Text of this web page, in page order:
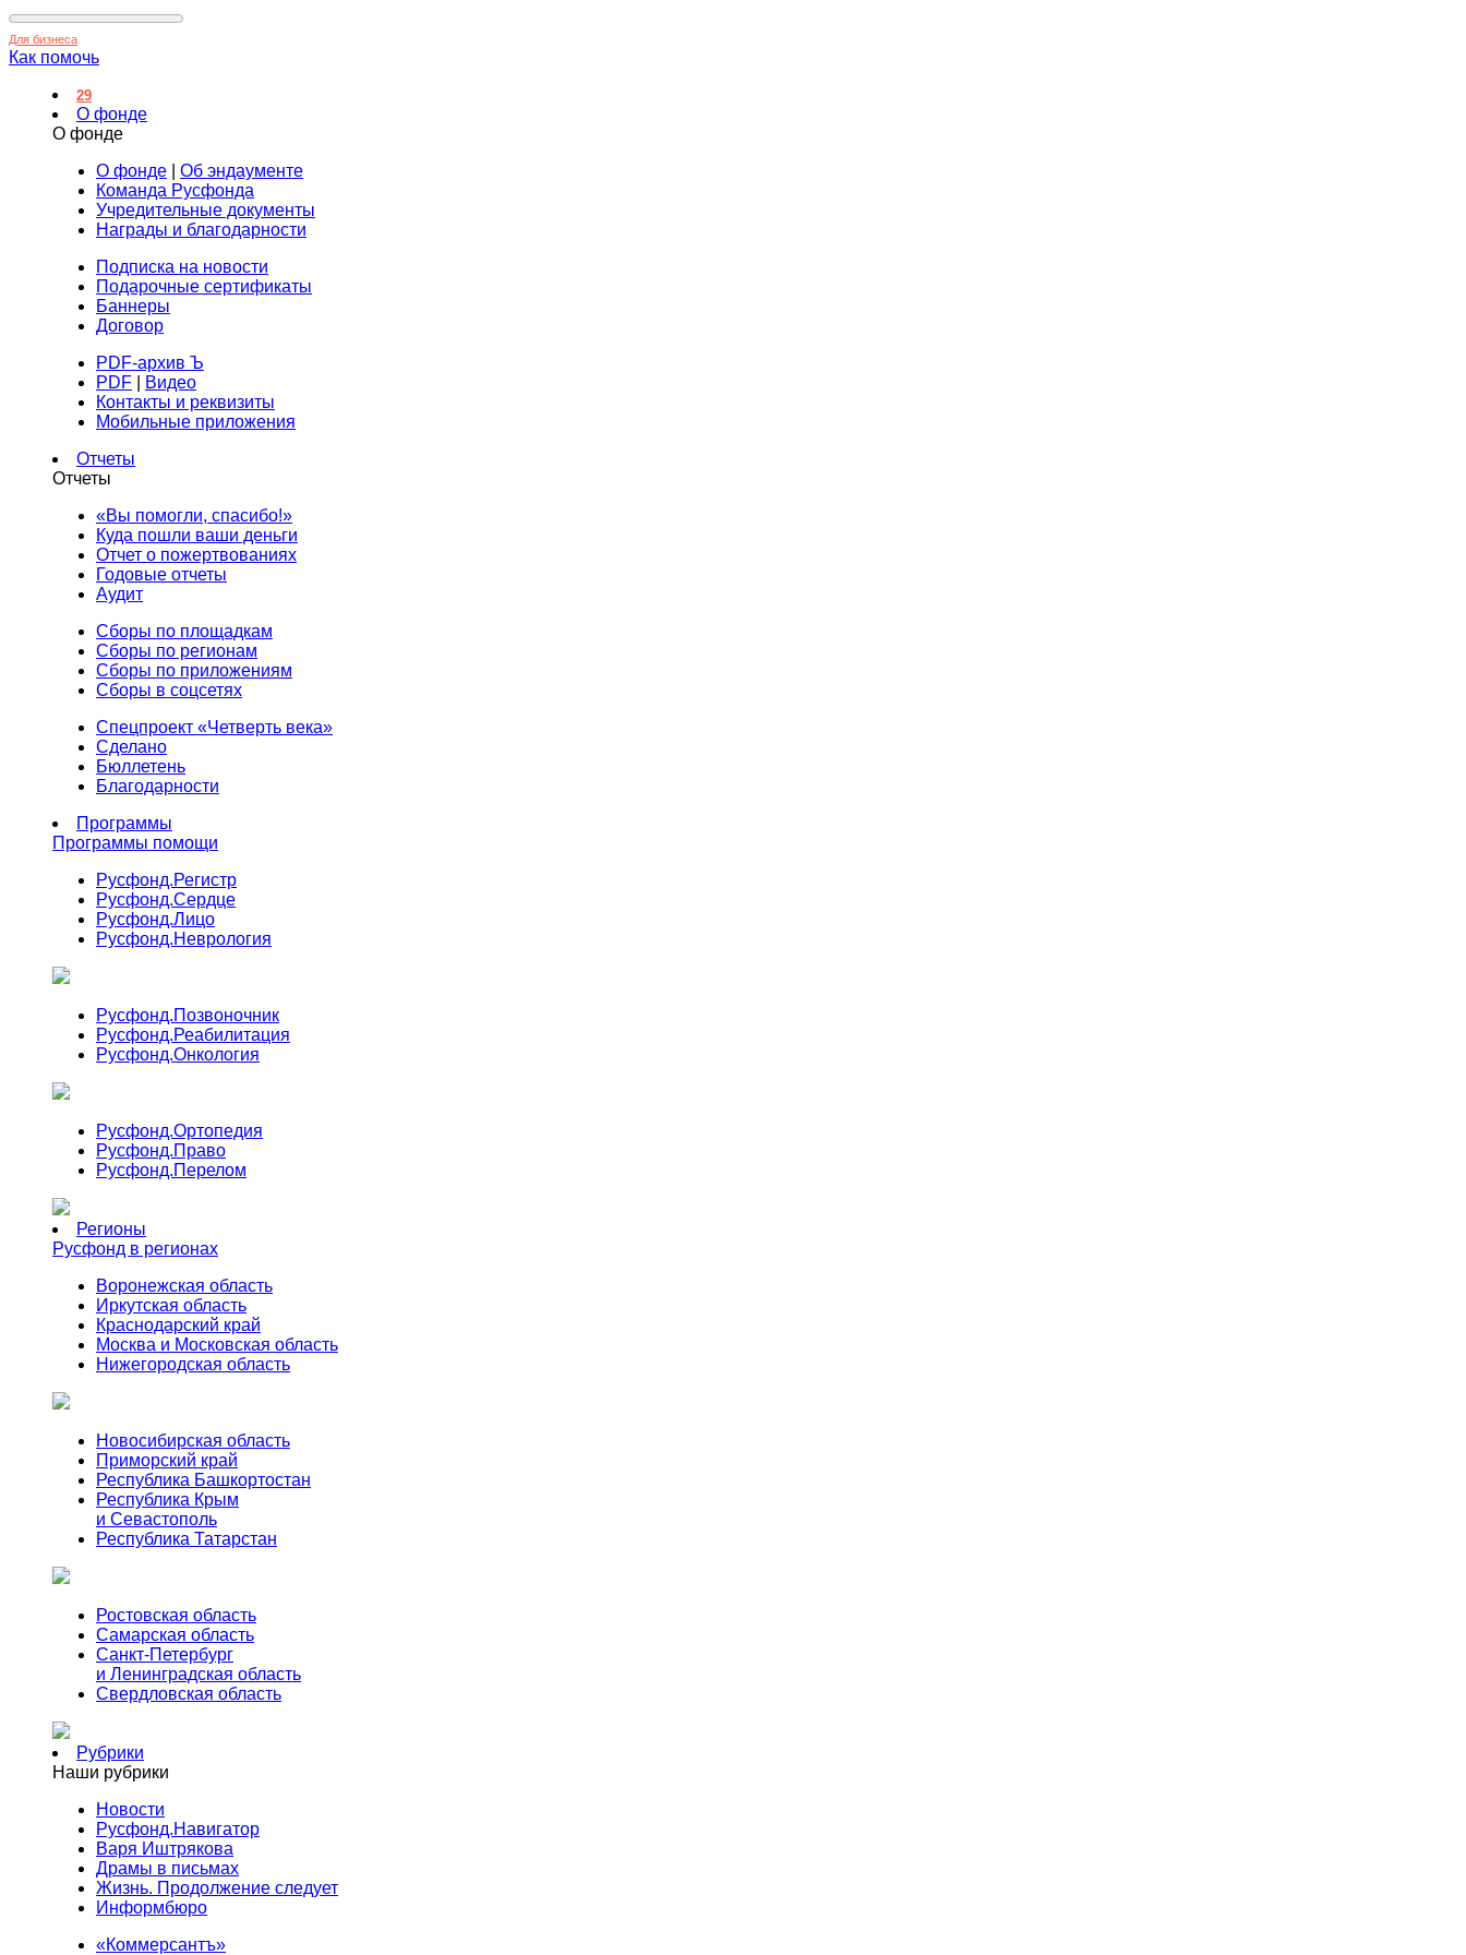
Для бизнеса
Как помочь
29
О фонде
О фонде
О фонде
Об эндаументе
Команда Русфонда
Учредительные документы
Награды и благодарности
Подписка на новости
Подарочные сертификаты
Баннеры
Договор
PDF-архив Ъ
PDF
Видео
Контакты и реквизиты
Мобильные приложения
Отчеты
Отчеты
«Вы помогли, спасибо!»
Куда пошли ваши деньги
Отчет о пожертвованиях
Годовые отчеты
Аудит
Сборы по площадкам
Сборы по регионам
Сборы по приложениям
Сборы в соцсетях
Спецпроект «Четверть века»
Сделано
Бюллетень
Благодарности
Программы
Программы помощи
Русфонд.Регистр
Русфонд.Сердце
Русфонд.Лицо
Русфонд.Неврология
Русфонд.Позвоночник
Русфонд.Реабилитация
Русфонд.Онкология
Русфонд.Ортопедия
Русфонд.Право
Русфонд.Перелом
Регионы
Русфонд в регионах
Воронежская область
Иркутская область
Краснодарский край
Москва и Московская область
Нижегородская область
Новосибирская область
Приморский край
Республика Башкортостан
Республика Крым
и Севастополь
Республика Татарстан
Ростовская область
Самарская область
Санкт-Петербург
и Ленинградская область
Свердловская область
Рубрики
Наши рубрики
Новости
Русфонд.Навигатор
Варя Иштрякова
Драмы в письмах
Жизнь. Продолжение следует
Информбюро
«Коммерсантъ»